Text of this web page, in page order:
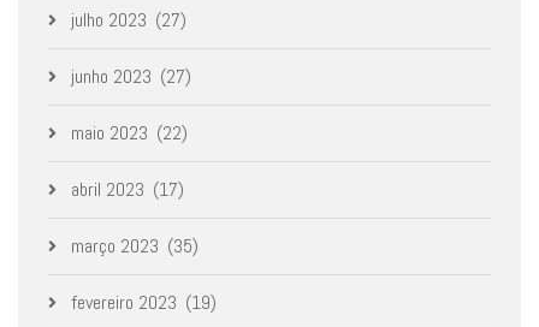
julho 2023 (27)
junho 2023 (27)
maio 2023 (22)
abril 2023 (17)
março 2023 (35)
fevereiro 2023 (19)